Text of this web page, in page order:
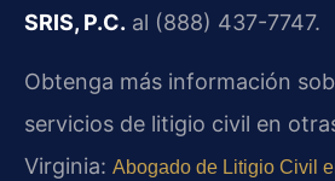
SRIS, P.C. al (888) 437-7747.
Obtenga más información
servicios de litigio civil en
Virginia: Abogado de Litigio Civil